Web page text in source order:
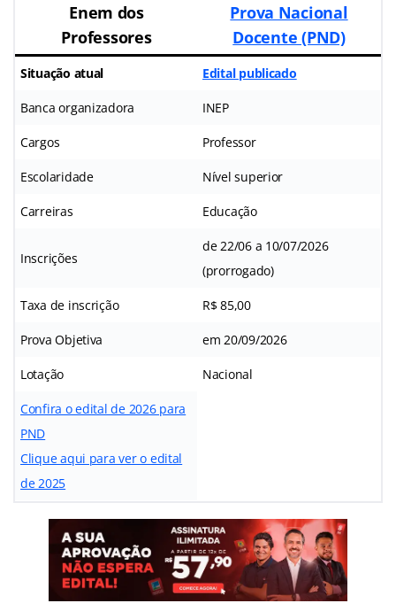
Enem dos
Professores
Prova Nacional
Docente (PND)
Situação atual Edital publicado
Banca organizadora INEP
Cargos Professor
Escolaridade Nível superior
Carreiras Educação
Inscrições
de 22/06 a 10/07/2026
(prorrogado)
Taxa de inscrição R$ 85,00
Prova Objetiva em 20/09/2026
Lotação Nacional
Confira o edital de 2026 para
PND
Clique aqui para ver o edital
de 2025